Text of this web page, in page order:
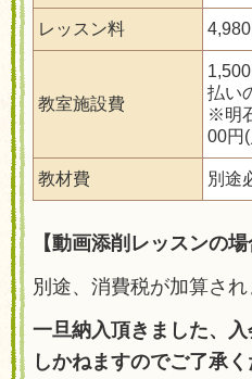
レッスン料 4,980
教室施設費
払い
※明
00円
教材費 別途
【動画添削レッスンの
別途、消費税が加算され
一旦納入頂きました、
しかねますのでご了承く